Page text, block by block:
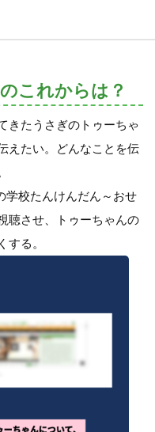
これからは？
きたうさぎのトゥーちゃ
えたい。どんなことを伝
学校たんけんだん～おせ
聴させ、トゥーちゃんの
する。